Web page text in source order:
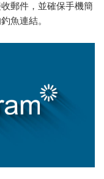
郵件，並確保手機簡
魚連結。